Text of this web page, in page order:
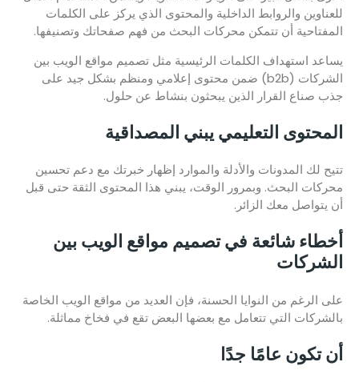
للعناوين والروابط الداخلية والمحتوى الذي يركز على الكلمات
المفتاحية أن تتمكن محركات البحث من فهم صفحاتك وتصنيفها.
يساعد استهداف الكلمات الرئيسية مثل تصميم مواقع الويب بين
الشركات (b2b) ضمن محتوى إعلامي ومنظم بشكل جيد على
جذب صناع القرار الذين يبحثون بنشاط عن حلول.
المحتوى التعليمي يبني المصداقية
تتيح لك المدونات والأدلة والموارد إظهار خبرتك مع دعم تحسين
محركات البحث. وبمرور الوقت، يبني هذا المحتوى الثقة حتى قبل
أن يتواصل معك الزائر.
أخطاء شائعة في تصميم مواقع الويب بين
الشركات
على الرغم من النوايا الحسنة، فإن العديد من مواقع الويب الخاصة
بالشركات التي تتعامل مع بعضها البعض تقع في فخاخ مماثلة.
أن تكون عامًا جدًا